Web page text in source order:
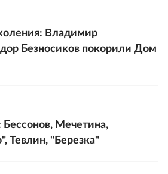
Владимир
Безносиков покорили Дом
Бессонов, Мечетина,
Тевлин, "Березка"